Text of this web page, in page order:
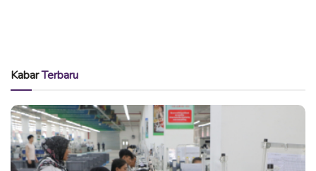
KabarTerbaru